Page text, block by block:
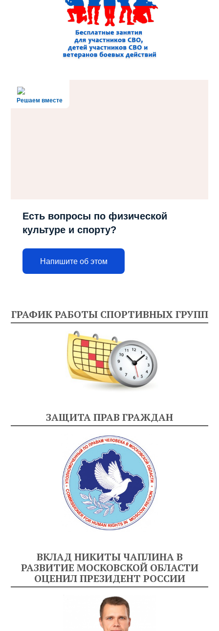
Решаем вместе
Есть вопросы по физической
культуре и спорту?
Напишите об этом
ГРАФИК РАБОТЫ СПОРТИВНЫХ ГРУПП
ЗАЩИТА ПРАВ ГРАЖДАН
ВКЛАД НИКИТЫ ЧАПЛИНА В
РАЗВИТИЕ МОСКОВСКОЙ ОБЛАСТИ
ОЦЕНИЛ ПРЕЗИДЕНТ РОССИИ